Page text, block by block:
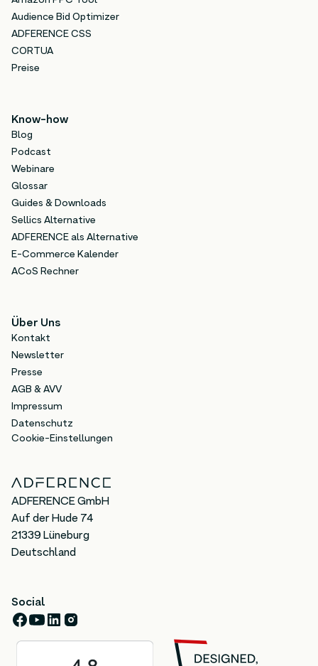
ADFERENCE GmbH
Auf der Hude 74
21339 Lüneburg
Deutschland
Audience Bid Optimizer
ADFERENCE CSS
CORTUA
Preise
Know-how
Blog
Podcast
Webinare
Glossar
Guides & Downloads
Sellics Alternative
ADFERENCE als Alternative
E-Commerce Kalender
ACoS Rechner
Über Uns
Kontakt
Newsletter
Presse
AGB & AVV
Impressum
Datenschutz
Cookie-Einstellungen
Social